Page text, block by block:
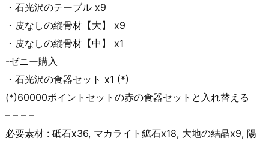
・石光沢のテーブル x9
・皮なしの縦骨材【大】 x9
・皮なしの縦骨材【中】 x1
-ゼニー購入
・石光沢の食器セット x1 (*)
(*)60000ポイントセットの赤の食器セットと入れ替える
– – – –
必要素材 : 砥石x36, マカライト鉱石x18, 大地の結晶x9, 陽